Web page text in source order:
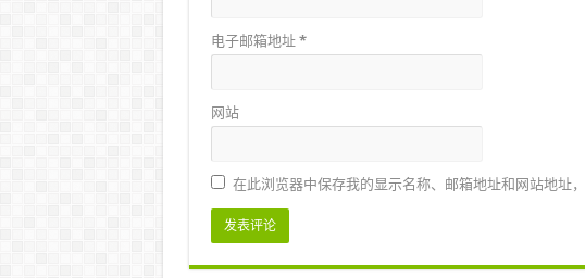
电子邮箱地址 *
网站
在此浏览器中保存我的显示名称、邮箱地址和网站地址